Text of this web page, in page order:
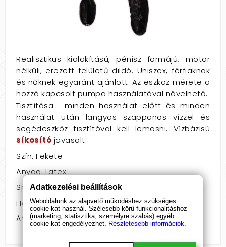
Realisztikus kialakítású, pénisz formájú, motor
nélküli, erezett felületű dildó. Uniszex, férfiaknak
és nőknek egyaránt ajánlott. Az eszköz mérete a
hozzá kapcsolt pumpa használatával növelhető.
Tisztítása : minden használat előtt és minden
használat után langyos szappanos vízzel és
segédeszköz tisztítóval kell lemosni. Vízbázisú
síkosító javasolt.
Szín: Fekete
Anyag: Latex
Speciális jellemző: vízálló
Hossz: 21 - 25
Átmérő: 4 - 4,4
Adatkezelési beállítások
Weboldalunk az alapvető működéshez szükséges
cookie-kat használ. Szélesebb körű funkcionalitáshoz
(marketing, statisztika, személyre szabás) egyéb
cookie-kat engedélyezhet. Részletesebb információk.